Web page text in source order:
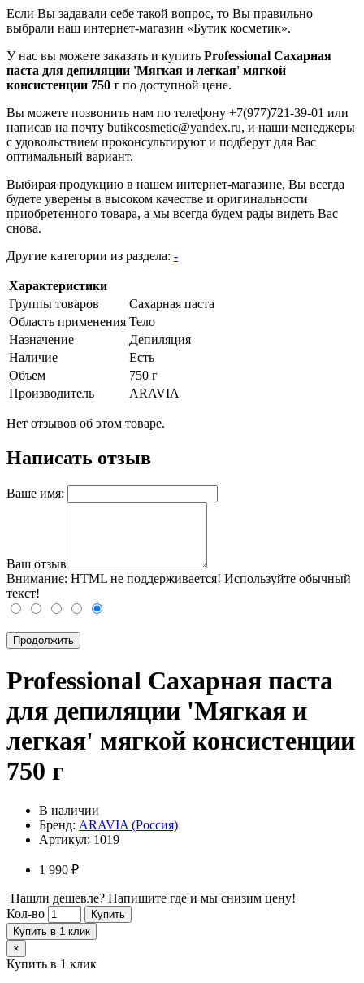
Если Вы задавали себе такой вопрос, то Вы правильно
выбрали наш интернет-магазин «Бутик косметик».
У нас вы можете заказать и купить Professional Сахарная
паста для депиляции 'Мягкая и легкая' мягкой
консистенции 750 г по доступной цене.
Вы можете позвонить нам по телефону +7(977)721-39-01 или
написав на почту butikcosmetic@yandex.ru, и наши менеджеры
с удовольствием проконсультируют и подберут для Вас
оптимальный вариант.
Выбирая продукцию в нашем интернет-магазине, Вы всегда
будете уверены в высоком качестве и оригинальности
приобретенного товара, а мы всегда будем рады видеть Вас
снова.
Другие категории из раздела: -
Характеристики
Группы товаров
Сахарная паста
Область применения Тело
Назначение
Депиляция
Наличие
Есть
Объем
750 г
Производитель
ARAVIA
Нет отзывов об этом товаре.
Написать отзыв
Ваше имя:
Ваш отзыв
Внимание: HTML не поддерживается! Используйте обычный
текст!
Продолжить
Professional Сахарная паста
для депиляции 'Мягкая и
легкая' мягкой консистенции
750 г
В наличии
Бренд: ARAVIA (Россия)
Артикул: 1019
1 990 ₽
Нашли дешевле? Напишите где и мы снизим цену!
Кол-во
Купить
Купить в 1 клик
×
Купить в 1 клик